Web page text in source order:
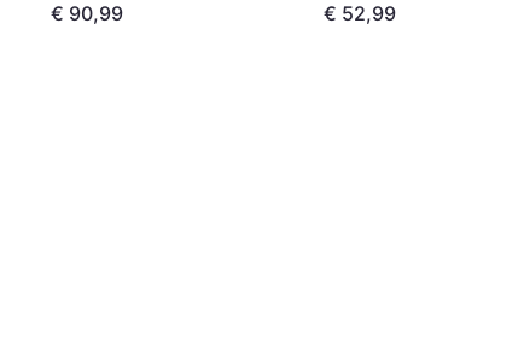
€ 90,99 € 52,99